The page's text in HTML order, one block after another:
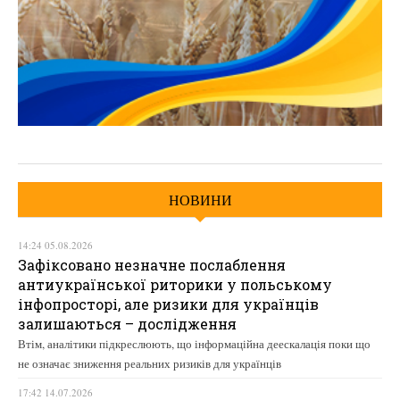
НОВИНИ
14:24 05.08.2026
Зафіксовано незначне послаблення
антиукраїнської риторики у польському
інфопросторі, але ризики для українців
залишаються – дослідження
Втім, аналітики підкреслюють, що інформаційна деескалація поки що
не означає зниження реальних ризиків для українців
17:42 14.07.2026